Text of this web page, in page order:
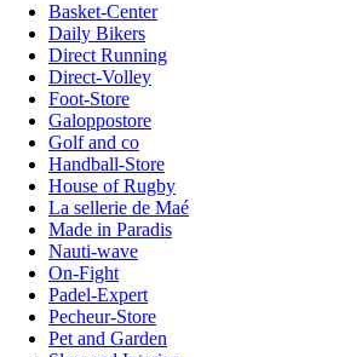
Basket-Center
Daily Bikers
Direct Running
Direct-Volley
Foot-Store
Galoppostore
Golf and co
Handball-Store
House of Rugby
La sellerie de Maé
Made in Paradis
Nauti-wave
On-Fight
Padel-Expert
Pecheur-Store
Pet and Garden